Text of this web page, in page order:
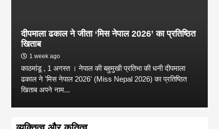
दीपमाला ढकाल ने जीता ‘मिस नेपाल 2026’ का प्रतिष्ठित
खिताब
1 week ago
काठमांडू , 1 अगस्त । नेपाल की बहुमुखी प्रतिभा की धनी दीपमाला
ढकाल ने 'मिस नेपाल 2026' (Miss Nepal 2026) का प्रतिष्ठित
खिताब अपने नाम...